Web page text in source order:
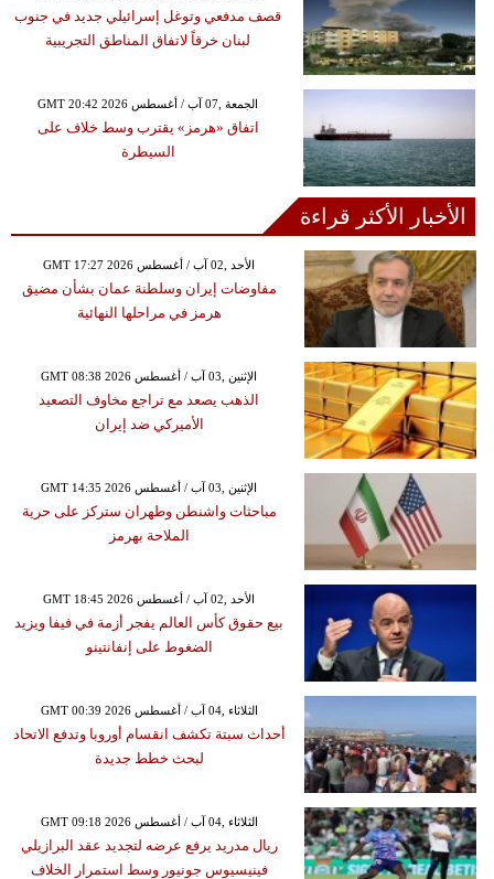
قصف مدفعي وتوغل إسرائيلي جديد في جنوب
لبنان خرقاً لاتفاق المناطق التجريبية
GMT 20:42 2026 الجمعة ,07 آب / أغسطس
اتفاق «هرمز» يقترب وسط خلاف على
السيطرة
الأخبار الأكثر قراءة
GMT 17:27 2026 الأحد ,02 آب / أغسطس
مفاوضات إيران وسلطنة عمان بشأن مضيق
هرمز في مراحلها النهائية
GMT 08:38 2026 الإثنين ,03 آب / أغسطس
الذهب يصعد مع تراجع مخاوف التصعيد
الأميركي ضد إيران
GMT 14:35 2026 الإثنين ,03 آب / أغسطس
مباحثات واشنطن وطهران ستركز على حرية
الملاحة بهرمز
GMT 18:45 2026 الأحد ,02 آب / أغسطس
بيع حقوق كأس العالم يفجر أزمة في فيفا ويزيد
الضغوط على إنفانتينو
GMT 00:39 2026 الثلاثاء ,04 آب / أغسطس
أحداث سبتة تكشف انقسام أوروبا وتدفع الاتحاد
لبحث خطط جديدة
GMT 09:18 2026 الثلاثاء ,04 آب / أغسطس
ريال مدريد يرفع عرضه لتجديد عقد البرازيلي
فينيسيوس جونيور وسط استمرار الخلاف